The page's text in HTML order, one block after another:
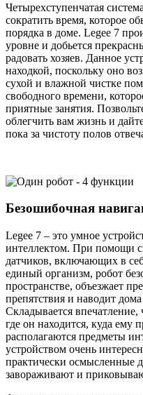
Четырехступенчатая
сократить время, которое
порядка в доме. Legee 7
уровне и добьется
радовать хозяев. Данное
находкой, поскольку оно
сухой и влажной чистке
свободного времени,
приятные занятия.
облегчить вам жизнь и
пока за чистоту полов
Безошибочная
Legee 7 – это умное
интеллектом. При помощи
датчиков, включающих в
единый организм, робот
пространстве, объезжает
препятствия и наводит
Складывается впечатление,
где он находится, куда ему
располагаются предметы
устройством очень
практически осмысленные
завораживают и